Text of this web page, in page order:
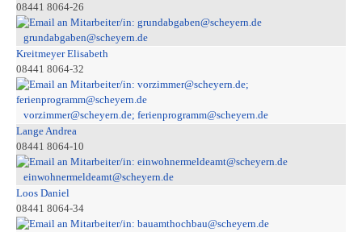
08441 8064-26
grundabgaben@scheyern.de
Kreitmeyer Elisabeth
08441 8064-32
vorzimmer@scheyern.de; ferienprogramm@scheyern.de
Lange Andrea
08441 8064-10
einwohnermeldeamt@scheyern.de
Loos Daniel
08441 8064-34